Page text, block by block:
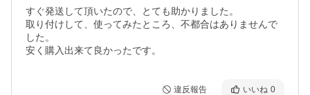
すぐ発送して頂いたので、とても助かりました。
取り付けして、使ってみたところ、不都合はありませんで
した。
安く購入出来て良かったです。
違反報告 いいね 0